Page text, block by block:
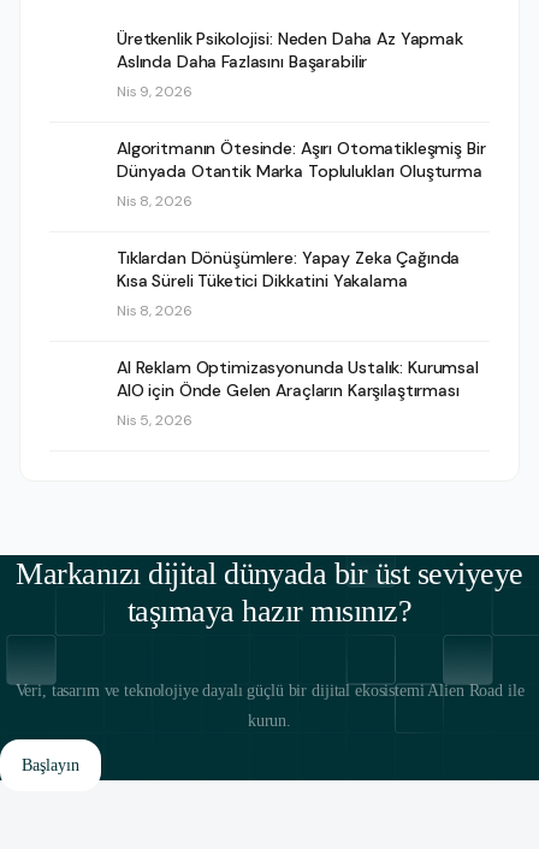
Üretkenlik Psikolojisi: Neden Daha Az Yapmak
Aslında Daha Fazlasını Başarabilir
Nis 9, 2026
Algoritmanın Ötesinde: Aşırı Otomatikleşmiş Bir
Dünyada Otantik Marka Toplulukları Oluşturma
Nis 8, 2026
Tıklardan Dönüşümlere: Yapay Zeka Çağında
Kısa Süreli Tüketici Dikkatini Yakalama
Nis 8, 2026
AI Reklam Optimizasyonunda Ustalık: Kurumsal
AIO için Önde Gelen Araçların Karşılaştırması
Nis 5, 2026
Markanızı dijital dünyada bir üst seviyeye
taşımaya hazır mısınız?
Veri, tasarım ve teknolojiye dayalı güçlü bir dijital ekosistemi Alien Road ile
kurun.
Başlayın